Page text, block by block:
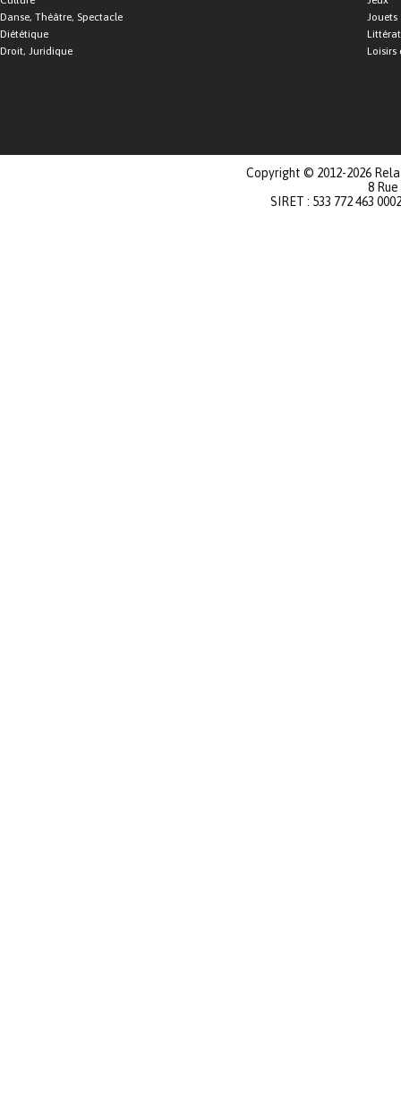
Danse, Théâtre, Spectacle
Diététique
Droit, Juridique
Jouets
Loisirs
Copyright © 2012-2026
8
SIRET : 533 772 463